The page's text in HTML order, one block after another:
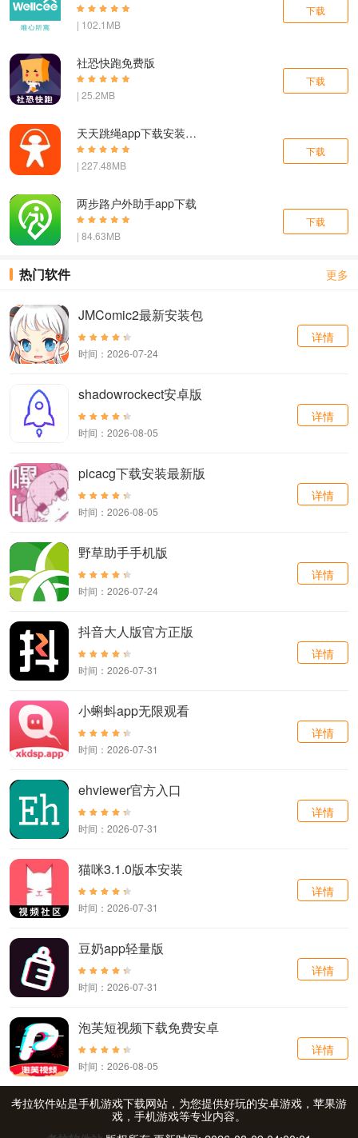
| 102.1MB
下载
社恐快跑免费版
| 25.2MB
下载
天天跳绳app下载安装免费版
| 227.48MB
下载
两步路户外助手app下载
| 84.63MB
下载
热门软件 更多
JMComic2最新安装包
时间：2026-07-24
详情
shadowrockect安卓版
时间：2026-08-05
详情
picacg下载安装最新版
时间：2026-08-05
详情
野草助手手机版
时间：2026-07-24
详情
抖音大人版官方正版
时间：2026-07-31
详情
小蝌蚪app无限观看
时间：2026-07-31
详情
ehviewer官方入口
时间：2026-07-31
详情
猫咪3.1.0版本安装
时间：2026-07-31
详情
豆奶app轻量版
时间：2026-07-31
详情
泡芙短视频下载免费安卓
时间：2026-08-05
详情
考拉软件站是手机游戏下载网站，为您提供好玩的安卓游戏，苹果游
戏，手机游戏等专业内容。